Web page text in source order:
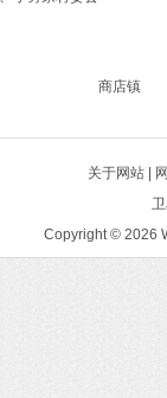
商店镇
关于网站 |
Copyright © 2026